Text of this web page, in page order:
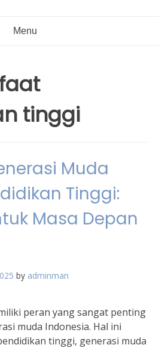
Menu
tinggi
Muda
Tinggi:
Masa Depan
by adminman
peran yang sangat penting
muda Indonesia. Hal ini
tinggi, generasi muda